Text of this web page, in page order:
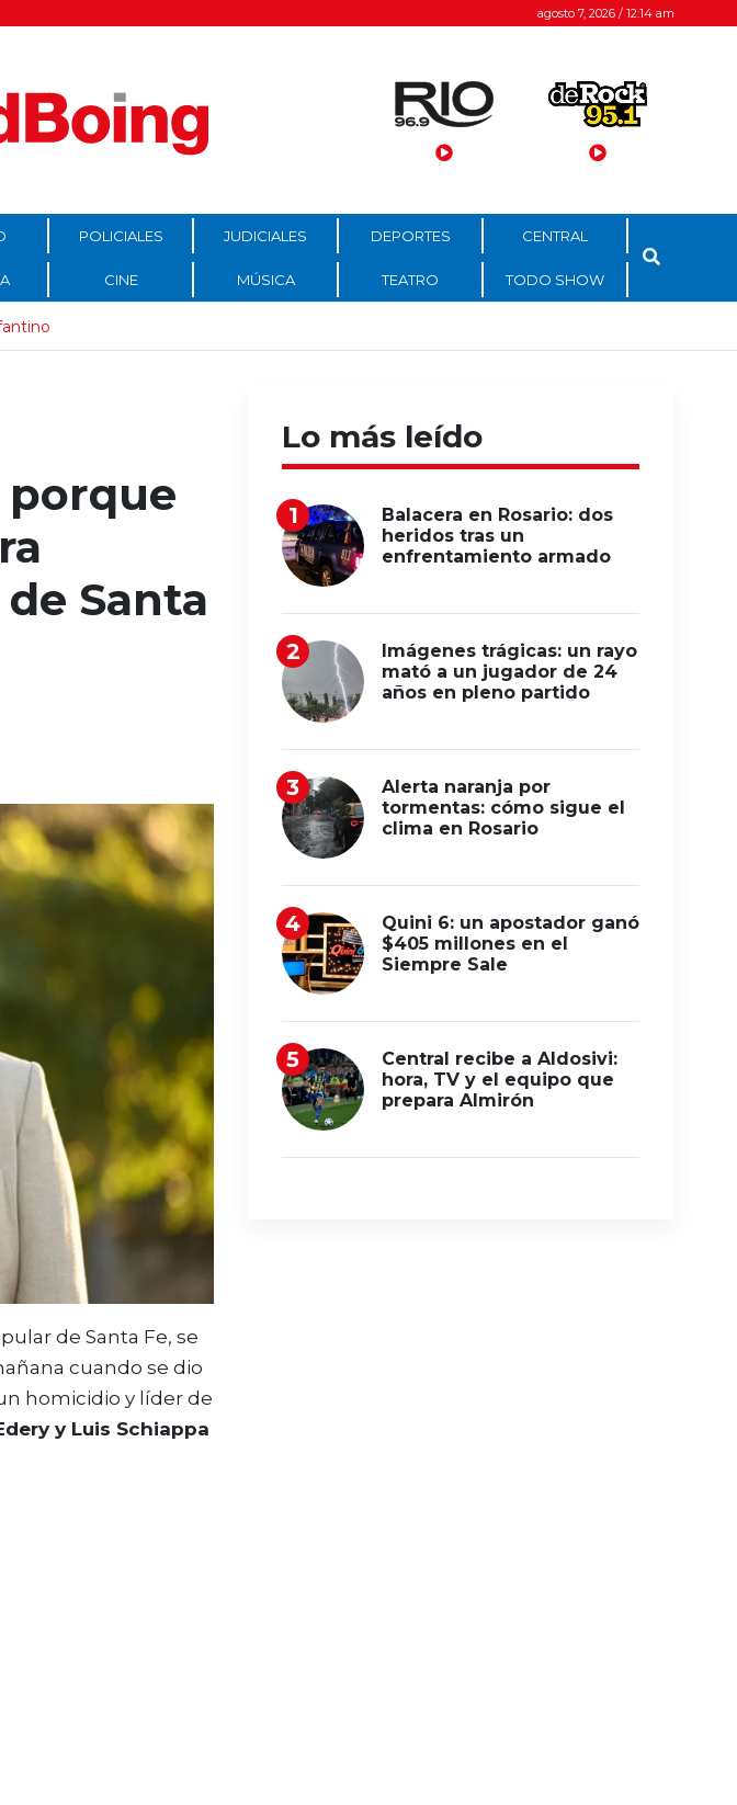
agosto 7, 2026 / 12:14 am
POLICIALES JUDICIALES DEPORTES CENTRAL
CINE MÚSICA TEATRO TODO SHOW
porque
Santa
de Santa Fe, se
cuando se dio
homicidio y líder de
y Luis Schiappa
Lo más leído
Balacera en Rosario: dos
heridos tras un
enfrentamiento armado
Imágenes trágicas: un rayo
mató a un jugador de 24
años en pleno partido
Alerta naranja por
tormentas: cómo sigue el
clima en Rosario
Quini 6: un apostador ganó
$405 millones en el
Siempre Sale
Central recibe a Aldosivi:
hora, TV y el equipo que
prepara Almirón